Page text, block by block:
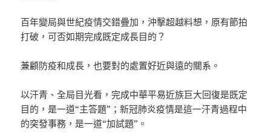
百年變局與世紀疫情交錯疊加，沖擊超越料想，原有節拍
打破，可否如期完成既定成長目的？
兼顧防疫和成長，也要對的處置好近與遠的關系。
以汗青、全局目光看，完成中華平易近族巨大回復是既定
目的，是一道“主答題”；新冠肺炎疫情是這一汗青過程中
的突發事務，是一道“加試題”。